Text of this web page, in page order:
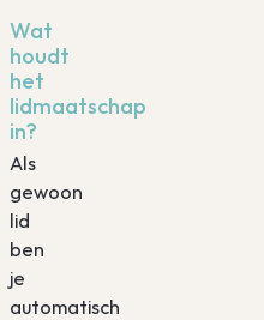
Wat
houdt
het
lidmaatschap
in?
Als
gewoon
lid
ben
je
automatisch